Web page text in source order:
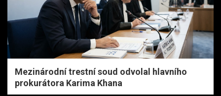
Mezinárodní trestní soud odvolal hlavního
prokurátora Karima Khana